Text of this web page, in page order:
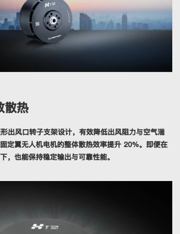
散热
出风口转子支架设计，有效降低出风阻力与空气湍
定翼无人机电机的整体散热效率提升 20%。即便在
，也能保持稳定输出与可靠性能。